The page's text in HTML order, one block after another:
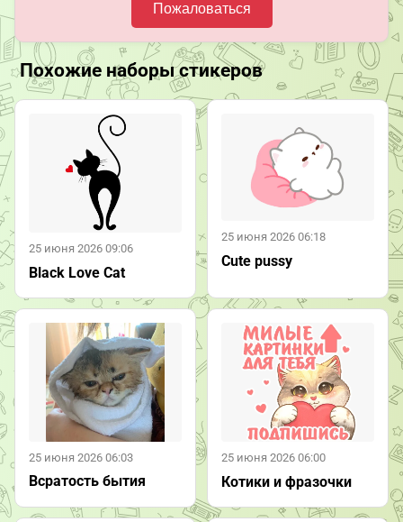
Пожаловаться
Похожие наборы стикеров
25 июня 2026 09:06
Black Love Cat
25 июня 2026 06:18
Cute pussy
25 июня 2026 06:03
Всратость бытия
25 июня 2026 06:00
Котики и фразочки